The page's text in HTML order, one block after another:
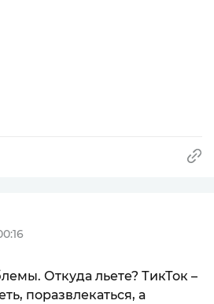
Откуда льете? ТикТок –
поразвлекаться, а